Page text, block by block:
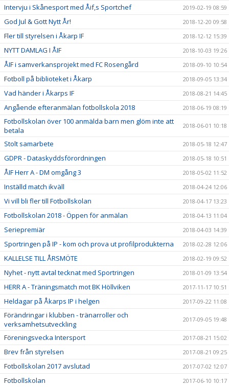
Intervju i Skånesport med Åif,s Sportchef 2019-02-19 08:59
God Jul & Gott Nytt År! 2018-12-20 09:58
Fler till styrelsen i Åkarp IF 2018-12-12 15:39
NYTT DAMLAG I ÅIF 2018-10-03 19:26
ÅIF i samverkansprojekt med FC Rosengård 2018-09-10 10:54
Fotboll på biblioteket i Åkarp 2018-09-05 13:34
Vad händer i Åkarps IF 2018-08-21 14:45
Angående efteranmälan fotbollskola 2018 2018-06-19 08:19
Fotbollskolan över 100 anmälda barn men glöm inte att
betala
2018-06-01 10:18
Stolt samarbete 2018-05-18 12:47
GDPR - Dataskyddsförordningen 2018-05-18 10:51
ÅIF Herr A - DM omgång 3 2018-05-02 11:52
Inställd match ikväll 2018-04-24 12:06
Vi vill bli fler till Fotbollskolan 2018-04-17 13:23
Fotbollskolan 2018 - Öppen för anmälan 2018-04-13 11:04
Seriepremiär 2018-04-03 14:39
Sportringen på IP - kom och prova ut profilprodukterna 2018-02-28 12:06
KALLELSE TILL ÅRSMÖTE 2018-02-19 09:52
Nyhet - nytt avtal tecknat med Sportringen 2018-01-09 13:54
HERR A - Träningsmatch mot BK Höllviken 2017-11-17 10:51
Heldagar på Åkarps IP i helgen 2017-09-22 11:08
Förändringar i klubben - tränarroller och
verksamhetsutveckling
2017-09-05 19:48
Föreningsvecka Intersport 2017-08-21 15:02
Brev från styrelsen 2017-08-21 09:25
Fotbollskolan 2017 avslutad 2017-07-02 12:07
Fotbollskolan 2017-06-10 10:17